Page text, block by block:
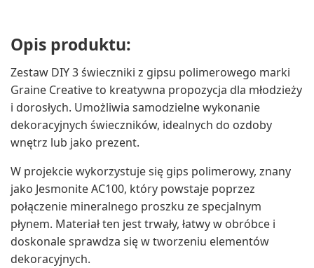
Opis produktu:
Zestaw DIY 3 świeczniki z gipsu polimerowego marki
Graine Creative to kreatywna propozycja dla młodzieży
i dorosłych. Umożliwia samodzielne wykonanie
dekoracyjnych świeczników, idealnych do ozdoby
wnętrz lub jako prezent.
W projekcie wykorzystuje się gips polimerowy, znany
jako Jesmonite AC100, który powstaje poprzez
połączenie mineralnego proszku ze specjalnym
płynem. Materiał ten jest trwały, łatwy w obróbce i
doskonale sprawdza się w tworzeniu elementów
dekoracyjnych.